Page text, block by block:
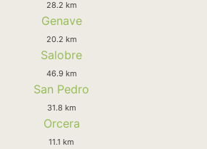
28.2 km
Genave
20.2 km
Salobre
46.9 km
San Pedro
31.8 km
Orcera
11.1 km